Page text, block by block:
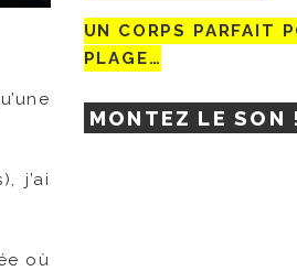
j’ai
où
UN CORPS PARFAIT
PLAGE…
MONTEZ LE SON !